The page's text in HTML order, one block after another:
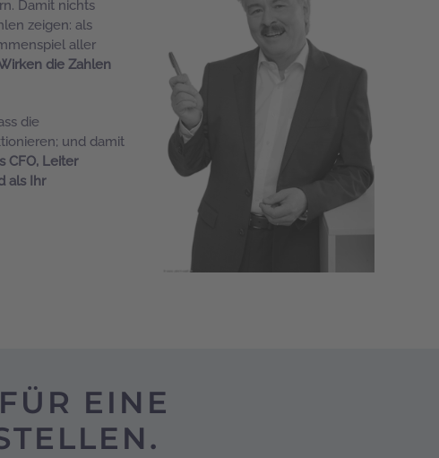
Damit nichts
zeigen: als
aller
die Zahlen
die
und damit
CFO, Leiter
als Ihr
EINE